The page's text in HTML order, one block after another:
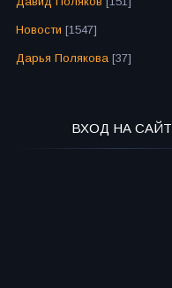
Новости [1547]
Дарья Полякова [37]
ВХОД НА САЙТ